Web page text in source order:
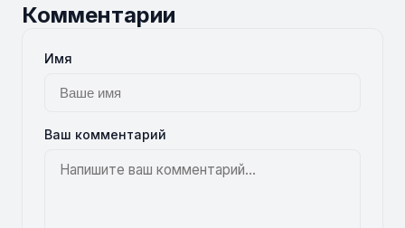
Комментарии
Имя
Ваш комментарий